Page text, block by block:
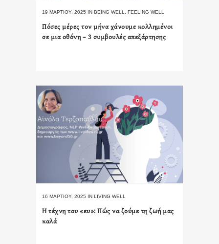
19 ΜΑΡΤΊΟΥ, 2025 IN BEING WELL FEELING WELL
Πόσες μέρες τον μήνα χάνουμε κολλημένοι
σε μια οθόνη – 3 συμβουλές απεξάρτησης
16 ΜΑΡΤΊΟΥ, 2025 IN LIVING WELL
Η τέχνη του «ευ»: Πώς να ζούμε τη ζωή μας
καλά